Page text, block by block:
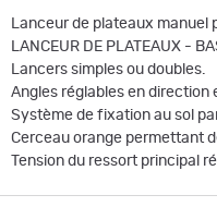
Lanceur de plateaux manuel
LANCEUR DE PLATEAUX -
Lancers simples ou doubles.
Angles réglables en direction
Système de fixation au sol
Cerceau orange permettant
Tension du ressort principal